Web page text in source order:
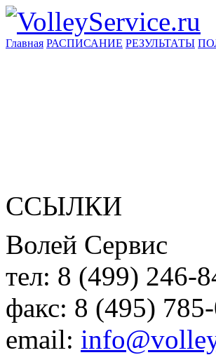
Главная РАСПИСАНИЕ РЕЗУЛЬТАТЫ
ССЫЛКИ
Волей Сервис
тел: 8 (499) 246-
факс: 8 (495)
email: